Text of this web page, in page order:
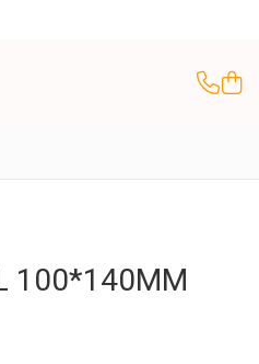
100*140MM